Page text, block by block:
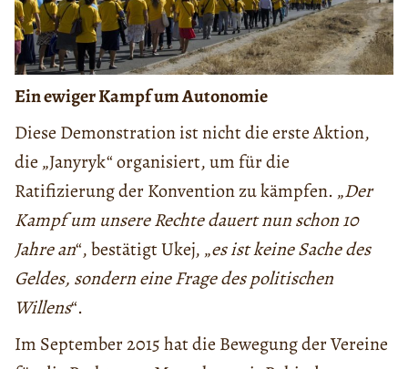
Ein ewiger Kampf um Autonomie
Diese Demonstration ist nicht die erste Aktion,
die „Janyryk“ organisiert, um für die
Ratifizierung der Konvention zu kämpfen. „Der
Kampf um unsere Rechte dauert nun schon 10
Jahre an“, bestätigt Ukej, „es ist keine Sache des
Geldes, sondern eine Frage des politischen
Willens“.
Im September 2015 hat die Bewegung der Vereine